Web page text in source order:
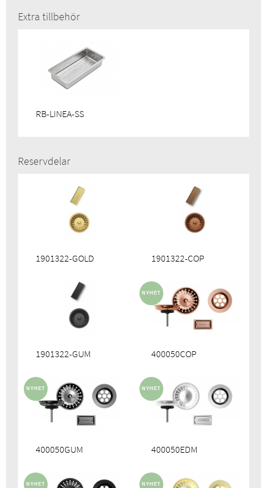
RSK:
8028662
Extra tillbehör
RB-LINEA-SS
Reservdelar
1901322-GOLD 1901322-COP
1901322-GUM 400050COP
400050GUM 400050EDM